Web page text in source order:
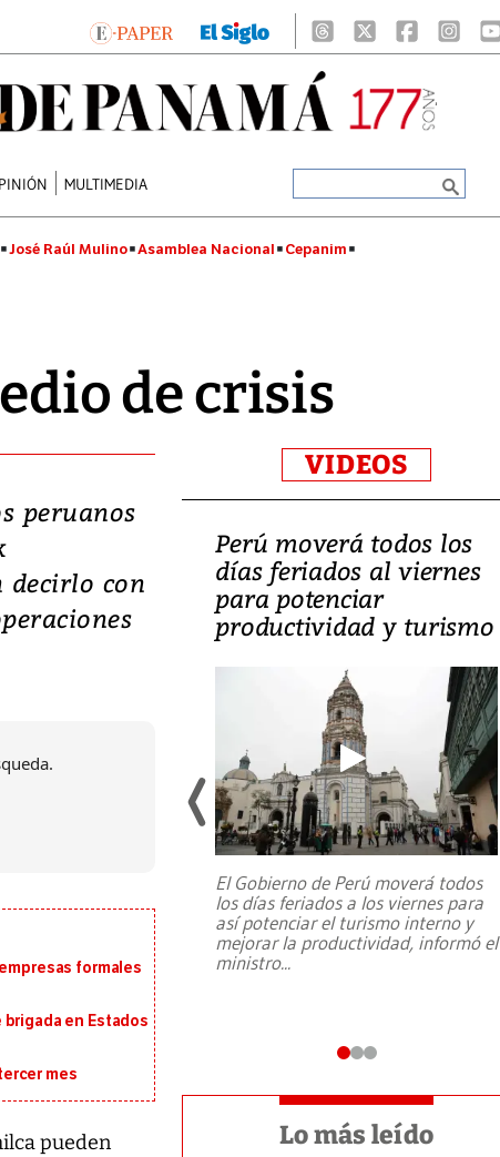
MULTIMEDIA
José Raúl Mulino Asamblea Nacional Cepanim
de crisis
peruanos
decirlo con
formales
en Estados
mes
pueden
VIDEOS
su
inversión
y
escuetas
este domingo su
Perú moverá todos los
días feriados al viernes
para potenciar
productividad y turismo
El Gobierno de Perú moverá todos
los días feriados a los viernes para
así potenciar el turismo interno y
mejorar la productividad, informó el
ministro...
Lo más leído